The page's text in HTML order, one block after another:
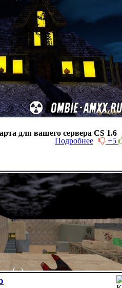
для вашего сервера CS 1.6
+5
Подробнее